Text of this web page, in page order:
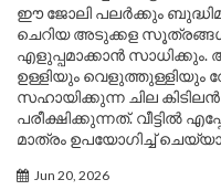
ഈ ജോലി പലർക്കും
ചെറിയ അടുക്കള
എളുപ്പമാക്കാൻ സാധിക്കും.
ഉള്ളിയും വെളുത്തുള്ളിയും
സഹായിക്കുന്ന ചില
പരീക്ഷിക്കുന്നത്. വീട്ടിൽ
മാത്രം ഉപയോഗിച്ച്
Jun 20, 2026